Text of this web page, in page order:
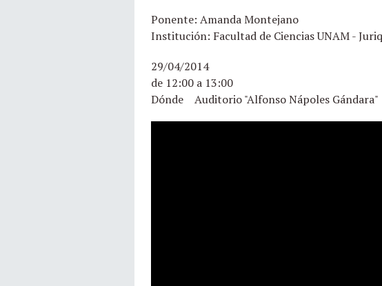
Ponente: Amanda Montejano
Institución: Facultad de Ciencias UNAM -
29/04/2014
de 12:00 a 13:00
Dónde Auditorio "Alfonso Nápoles Gándara"